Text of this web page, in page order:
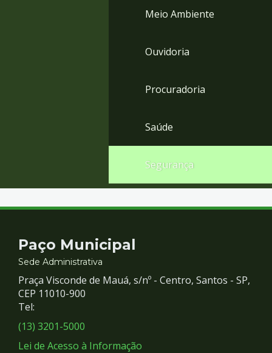
Meio Ambiente
Ouvidoria
Procuradoria
Saúde
Segurança
Contato
e
Redes
Sociais
Paço Municipal
Sede Administrativa
Praça Visconde de Mauá, s/nº - Centro, Santos - SP,
CEP 11010-900
Tel:
(13) 3201-5000
Lei de Acesso à Informação